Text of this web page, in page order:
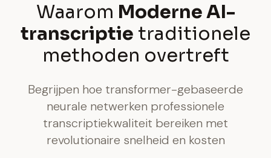
Waarom Moderne AI-
transcriptie traditionele
methoden overtreft
Begrijpen hoe transformer-gebaseerde
neurale netwerken professionele
transcriptiekwaliteit bereiken met
revolutionaire snelheid en kosten